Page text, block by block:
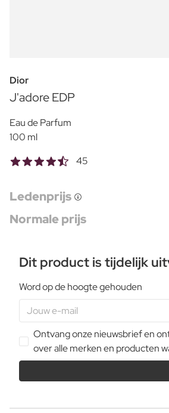
Dior
J'adore EDP
Eau de Parfum
100 ml
45
Ledenprijs
Normale prijs
Dit product is tijdelijk
Word op de hoogte gehouden
Ontvang onze nieuwsbrief en
over alle merken en producten